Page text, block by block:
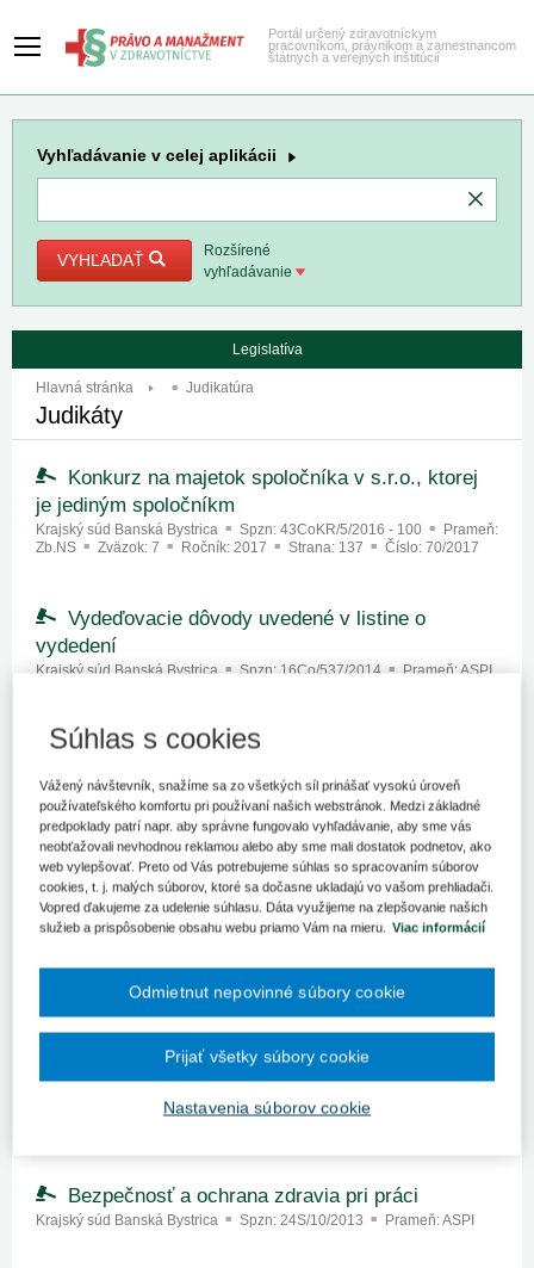
Portál určený zdravotníckym
pracovníkom, právnikom a zamestnancom
štátnych a verejných inštitúcií
Vyhľadávanie v celej aplikácii
VYHĽADAŤ
Rozšírené
vyhľadávanie
Legislatíva
Hlavná stránka Judikatúra
Judikáty
Konkurz na majetok spoločníka v s.r.o., ktorej
je jediným spoločníkm
Krajský súd Banská Bystrica Spzn: 43CoKR/5/2016 - 100
Prameň:
Zb.NS
Zväzok: 7 Ročník: 2017 Strana: 137 Číslo: 70/2017
Vydeďovacie dôvody uvedené v listine o
vydedení
Krajský súd Banská Bystrica Spzn: 16Co/537/2014 Prameň:ASPI
Majetok úpadcu. Úpadca ako leasingový
Krajský súd Banská Bystrica Spzn:25 CoKR 2/2014
Prameň:
Zb.NS
Zväzok:3 Ročník:2016 Strana:60 Číslo:33/2016
K určeniu neplatnosti ručiteľského vyhlásenia
Krajský súd Banská Bystrica Spzn:13Co/221/2013 Prameň:ASPI
Krajský súd Banská Bystrica Spzn:23S/5/2014 Prameň:
Úvaha súdu ? moderácia zmluvnej pokuty s
poukazom na ustálenú judikatúru
Bezpečnosť a ochrana zdravia pri práci
Krajský súd Banská Bystrica Spzn: 24S/10/2013 Prameň:ASPI
Súhlas s cookies
Vážený návštevník, snažíme sa zo všetkých síl prinášať vysokú úroveň
používateľského komfortu pri používaní našich webstránok. Medzi základné
predpoklady patrí napr. aby správne fungovalo vyhľadávanie, aby sme vás
neobťažovali nevhodnou reklamou alebo aby sme mali dostatok podnetov, ako
web vylepšovať. Preto od Vás potrebujeme súhlas so spracovaním súborov
cookies, t. j. malých súborov, ktoré sa dočasne ukladajú vo vašom prehliadači.
Vopred ďakujeme za udelenie súhlasu. Dáta využijeme na zlepšovanie našich
služieb a prispôsobenie obsahu webu priamo Vám na mieru. Viac informácií
Nastavenia súborov cookie
Odmietnut nepovinné súbory cookie
Prijať všetky súbory cookie